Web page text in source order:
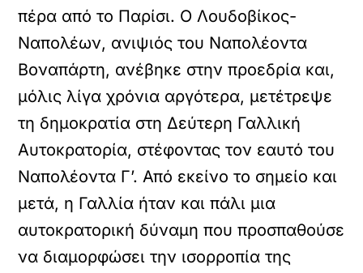
πέρα από το Παρίσι. Ο Λουδοβίκος-
Ναπολέων, ανιψιός του Ναπολέοντα
Βοναπάρτη, ανέβηκε στην προεδρία και,
μόλις λίγα χρόνια αργότερα, μετέτρεψε
τη δημοκρατία στη Δεύτερη Γαλλική
Αυτοκρατορία, στέφοντας τον εαυτό του
Ναπολέοντα Γ’. Από εκείνο το σημείο και
μετά, η Γαλλία ήταν και πάλι μια
αυτοκρατορική δύναμη που προσπαθούσε
να διαμορφώσει την ισορροπία της